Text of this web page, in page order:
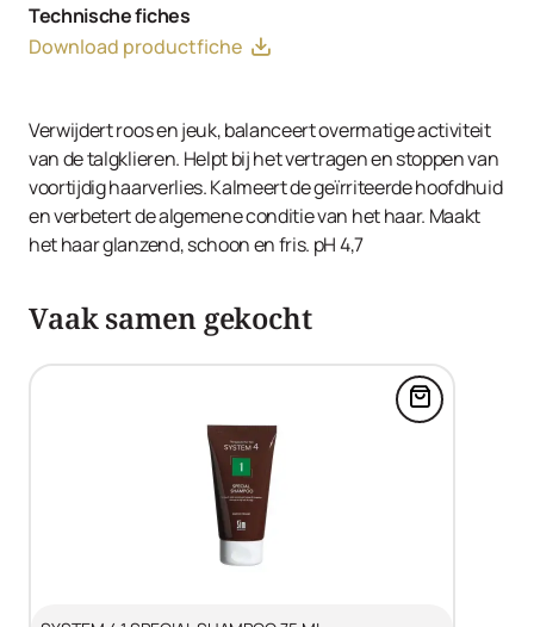
Sodium Laureth-8 Sulfate, Sodium Chloride, Salicylic
Acid, Disodium Undecylenamido MEA-Sulfosuccinate,
Propylene Glycol, Hydrolyzed Collagen, Phenoxyethanol,
Benzoic Acid, Sodium Benzoate, Potassium Sorbate,
Citric Acid, Menthol, Sorbitol.
Technische fiches
Download productfiche
Verwijdert roos en jeuk, balanceert overmatige activiteit
van de talgklieren. Helpt bij het vertragen en stoppen van
voortijdig haarverlies. Kalmeert de geïrriteerde hoofdhuid
en verbetert de algemene conditie van het haar. Maakt
het haar glanzend, schoon en fris. pH 4,7
Vaak samen gekocht
Voeg